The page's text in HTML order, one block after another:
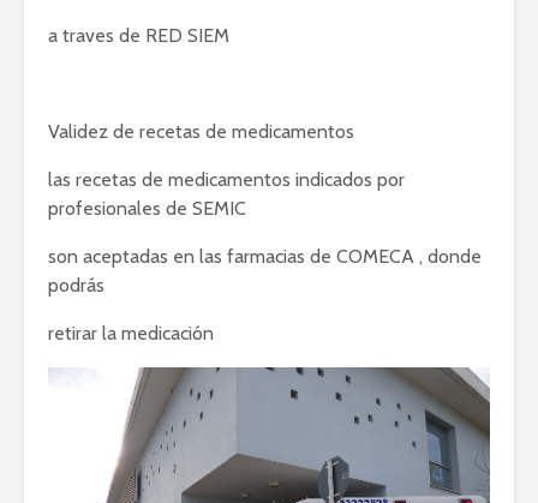
a traves de RED SIEM
Validez de recetas de medicamentos
las recetas de medicamentos indicados por
profesionales de SEMIC
son aceptadas en las farmacias de COMECA , donde
podrás
retirar la medicación